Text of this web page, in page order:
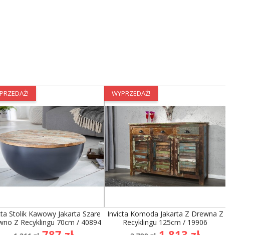
Stolik Kawowy Jakarta Szare
Z Recyklingu 70cm / 40894
WYPRZEDAŻ!
Invicta Komoda Jakarta Z Drewna Z
Recyklingu 125cm / 19906